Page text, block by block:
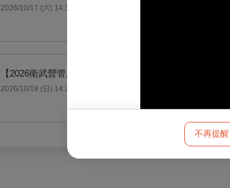
不再提
2026/10/17 (六) 14:30
【2026衛武營管風琴音樂節】拉特利 & 李信榮 四手聯彈
2026/10/18 (日) 14:30